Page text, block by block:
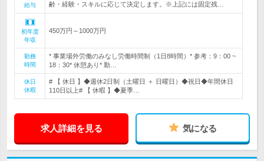
給与
齢・経験・スキルに応じて決定します。※上記には固定残…
初年度
年収
450万円～1000万円
勤務
時間
* 事業場外労働のみなし労働時間制（1日8時間）* 参考：9：00 ~
18：30* 休憩あり* 勤…
休日
休暇
# 【 休日 】◆週休2日制（土曜日 ＋ 日曜日）◆祝日◆年間休日
110日以上# 【 休暇 】◆夏季…
求人詳細を見る 気になる